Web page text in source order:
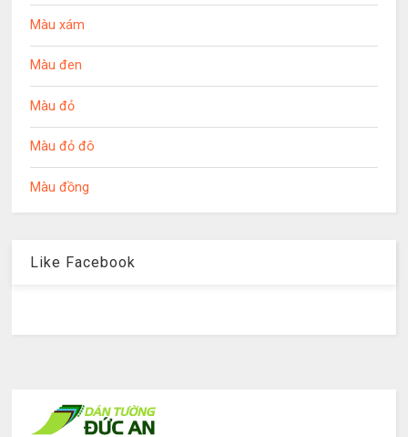
Màu xám
Màu đen
Màu đỏ
Màu đỏ đô
Màu đồng
Like Facebook